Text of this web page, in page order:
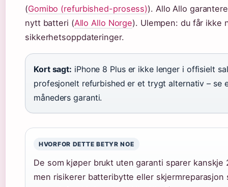
(Gomibo (refurbished-prosess)). Allo Allo
nytt batteri (Allo Allo Norge). Ulempen: du får ikke
sikkerhetsoppdateringer.
Kort sagt: iPhone 8 Plus er ikke lenger i offisielt
profesjonelt refurbished er et trygt alternativ – se
måneders garanti.
HVORFOR DETTE BETYR NOE
De som kjøper brukt uten garanti sparer kanskje
men risikerer batteribytte eller skjermreparasjon